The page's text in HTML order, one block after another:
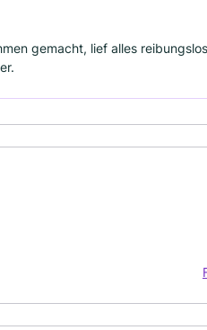
gemacht, lief alles